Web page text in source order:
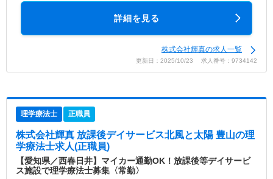
詳細を見る
株式会社輝真の求人一覧
更新日：2025/10/23 求人番号：9734142
理学療法士 正職員
株式会社輝真 放課後デイサービス北風と太陽 豊山の理
学療法士求人(正職員)
【愛知県／西春日井】マイカー通勤OK！放課後等デイサービ
ス施設で理学療法士募集〈常勤〉